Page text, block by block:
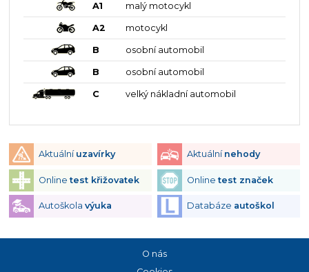
A1 malý motocykl
A2 motocykl
B osobní automobil
B osobní automobil
C velký nákladní automobil
Aktuální uzavírky Aktuální nehody
Onlinetest křižovatek Onlinetest značek
Autoškola výuka Databáze autoškol
O nás